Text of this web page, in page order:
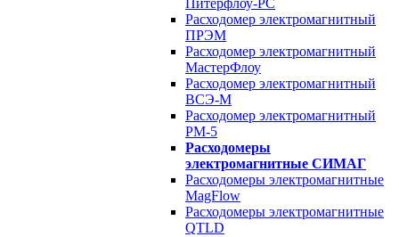
Питерфлоу-РС
Расходомер электромагнитный
ПРЭМ
Расходомер электромагнитный
МастерФлоу
Расходомер электромагнитный
ВСЭ-М
Расходомер электромагнитный
РМ-5
Расходомеры
электромагнитные СИМАГ
Расходомеры электромагнитные
MagFlow
Расходомеры электромагнитные
QTLD